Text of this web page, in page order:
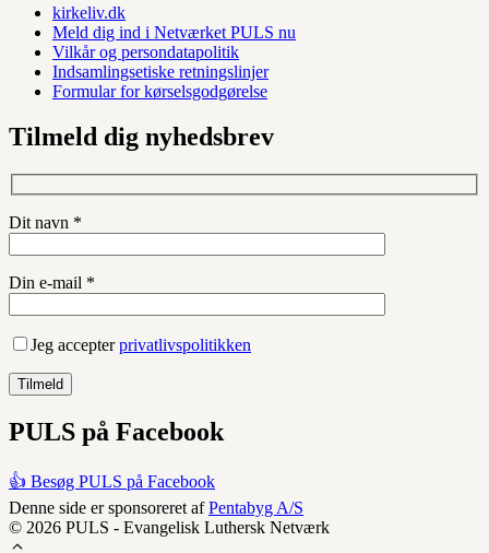
kirkeliv.dk
Meld dig ind i Netværket PULS nu
Vilkår og persondatapolitik
Indsamlingsetiske retningslinjer
Formular for kørselsgodgørelse
Tilmeld dig nyhedsbrev
Dit navn *
Din e-mail *
Jeg accepterprivatlivspolitikken
PULS på Facebook
👍 Besøg PULS på Facebook
Denne side er sponsoreret afPentabyg A/S
© 2026 PULS - Evangelisk Luthersk Netværk